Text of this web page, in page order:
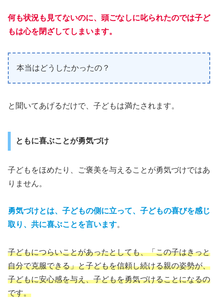
何も状況も見てないのに、頭ごなしに叱られたのでは子ど
もは心を閉ざしてしまいます。
本当はどうしたかったの？
と聞いてあげるだけで、子どもは満たされます。
ともに喜ぶことが勇気づけ
子どもをほめたり、ご褒美を与えることが勇気づけではあ
りません。
勇気づけとは、子どもの側に立って、子どもの喜びを感じ
取り、共に喜ぶことを言います。
子どもにつらいことがあったとしても、「この子はきっと
自分で克服できる」と子どもを信頼し続ける親の姿勢が、
子どもに安心感を与え、子どもを勇気づけることになるの
です。